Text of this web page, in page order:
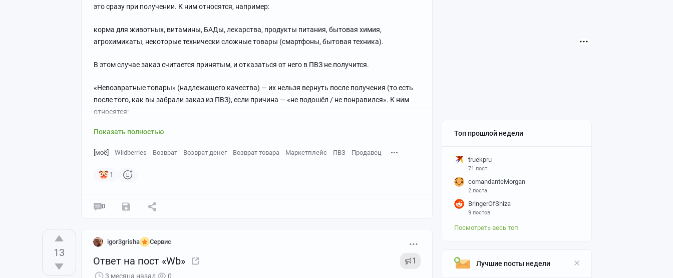
Топ прошлой недели
truekpru
71 пост
comandanteMorgan
2 поста
BringerOfShiza
9 постов
Посмотреть весь топ
Лучшие посты недели
По прошествии нескольких дней, Я ради интереса зашла в приложение WB job, проверить свой
несколько раз звонила ругалась в отдел кадров, в бухгалтерию.
Ничего не добилась, они внесли в меня в чёрный список.
Люди, не ходите туда работать!
это сразу при получении. К ним относятся, например:
корма для животных, витамины, БАДы, лекарства, продукты питания, бытовая химия,
агрохимикаты, некоторые технически сложные товары (смартфоны, бытовая техника).
В этом случае заказ считается принятым, и отказаться от него в ПВЗ не получится.
«Невозвратные товары» (надлежащего качества) — их нельзя вернуть после получения (то есть
после того, как вы забрали заказ из ПВЗ), если причина — «не подошёл / не понравился». К ним
относятся:
Показать полностью
[моё] Wildberries Возврат Возврат денег Возврат товара Маркетплейс ПВЗ Продавец
1
0
13
igor3grisha Сервис
Ответ на пост «Wb» 1
3 месяца назад 0